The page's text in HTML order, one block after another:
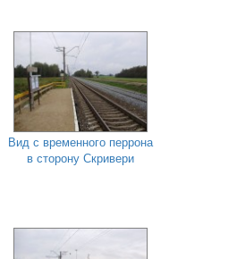
Вид с временного перрона
в сторону Скривери